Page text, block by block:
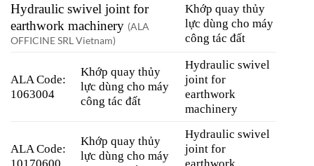
Hydraulic swivel joint for
earthwork machinery (ALA
OFFICINE SRL Vietnam)
Khớp quay thủy
lực dùng cho máy
công tác đất
ALA Code:
1063004
Khớp quay thủy
lực dùng cho máy
công tác đất
Hydraulic swivel
joint for
earthwork
machinery
ALA Code:
Khớp quay thủy
lực dùng cho máy
Hydraulic swivel
joint for